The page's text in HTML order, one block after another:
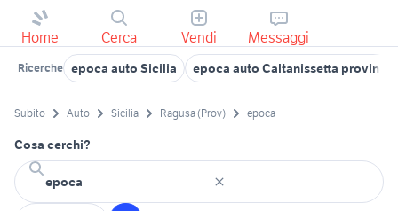
Home Cerca Vendi Messaggi
Ricerche epoca auto Sicilia epoca auto Caltanissetta provincia
Subito Auto Sicilia Ragusa (Prov) epoca
Cosa cerchi?